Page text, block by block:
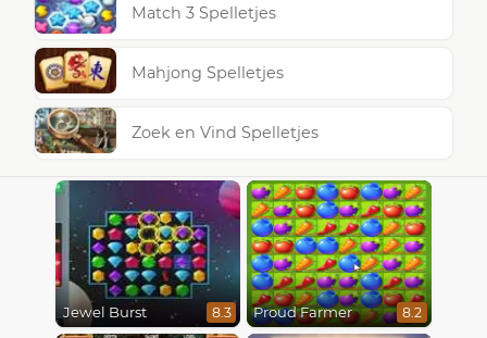
Match 3 Spelletjes
Mahjong Spelletjes
Zoek en Vind Spelletjes
Jewel Burst 8.3 Proud Farmer 8.2